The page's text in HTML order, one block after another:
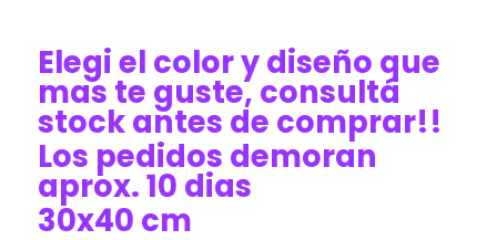
Elegi el color y diseño que
mas te guste, consultá
stock antes de comprar!!
Los pedidos demoran
aprox. 10 dias
30x40 cm